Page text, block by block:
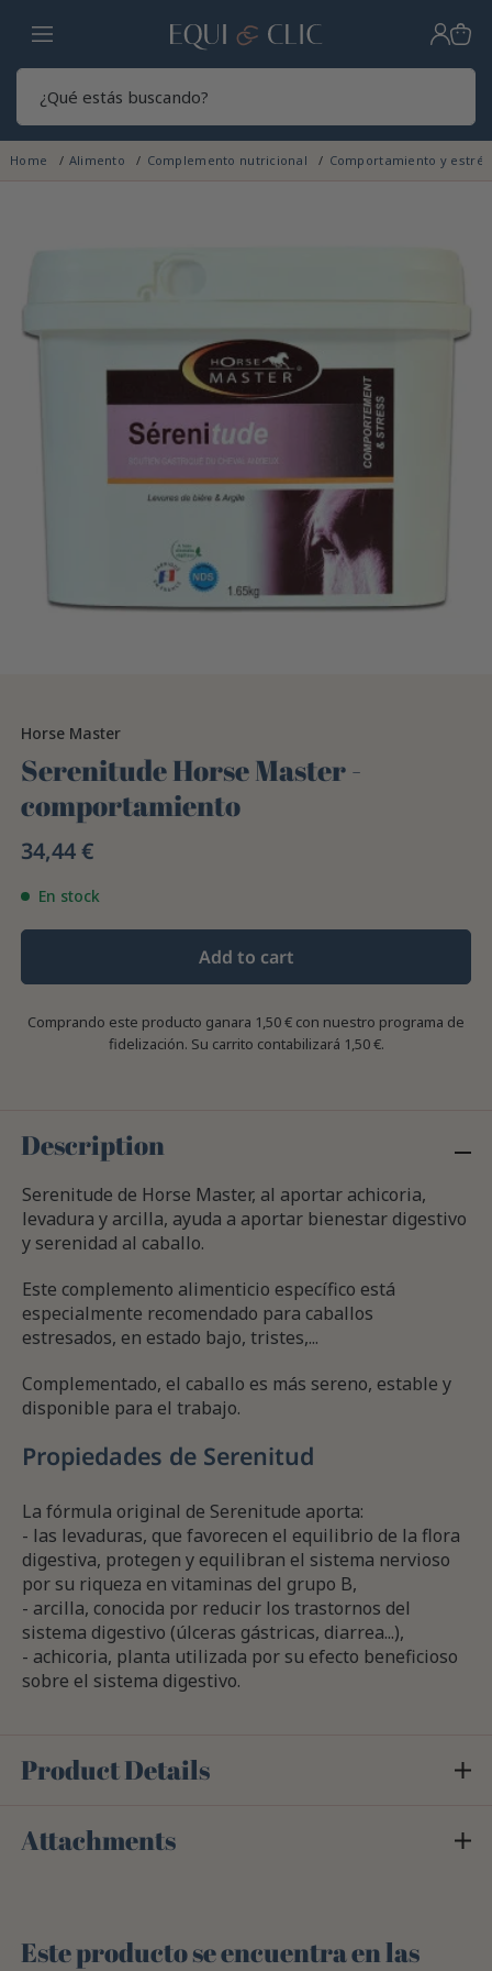
Hogar
Home Alimento Complemento nutricional Comportamiento y
Horse Master
Serenitude Horse Master -
comportamiento
34,44 €
En stock
Add to cart
Comprando este producto ganara 1,50 € con nuestro programa de
fidelización. Su carrito contabilizará 1,50 €.
Description
Serenitude de Horse Master, al aportar achicoria,
levadura y arcilla, ayuda a aportar bienestar digestivo
y serenidad al caballo.
Este complemento alimenticio específico está
especialmente recomendado para caballos
estresados, en estado bajo, tristes,...
Complementado, el caballo es más sereno, estable y
disponible para el trabajo.
Propiedades de Serenitud
La fórmula original de Serenitude aporta:
- las levaduras, que favorecen el equilibrio de la flora
digestiva, protegen y equilibran el sistema nervioso
por su riqueza en vitaminas del grupo B,
- arcilla, conocida por reducir los trastornos del
sistema digestivo (úlceras gástricas, diarrea...),
- achicoria, planta utilizada por su efecto beneficioso
sobre el sistema digestivo.
Product Details
Attachments
Este producto se encuentra en las